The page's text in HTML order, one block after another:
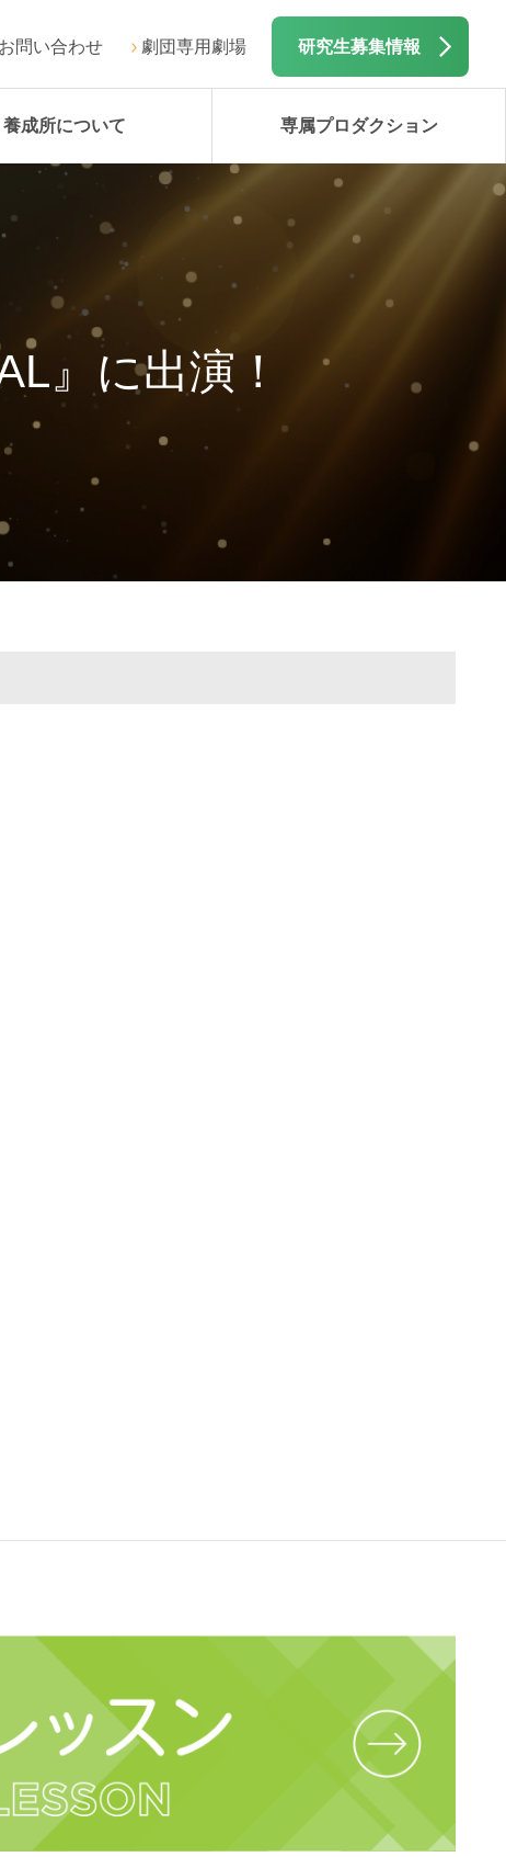
問い合わせ 劇団専用劇場 研究生募集情報
養成所について 専属プロダクション
』に出演！